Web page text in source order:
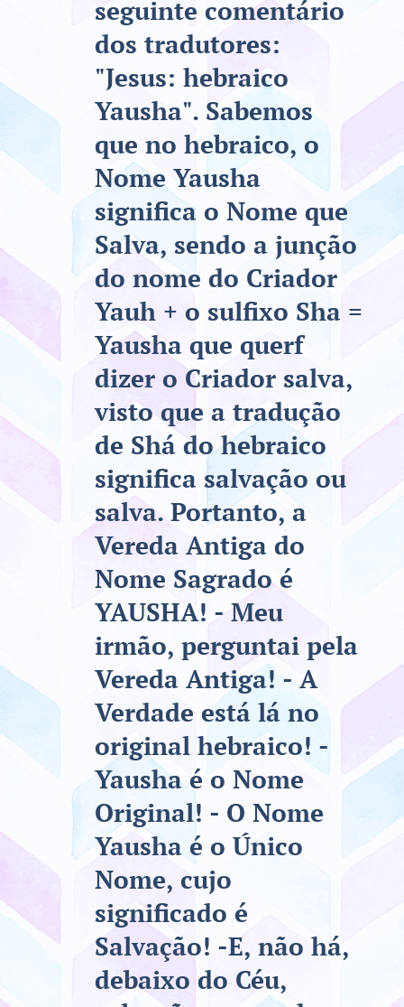
seguinte comentário
dos tradutores:
"Jesus: hebraico
Yausha". Sabemos
que no hebraico, o
Nome Yausha
significa o Nome que
Salva, sendo a junção
do nome do Criador
Yauh + o sulfixo Sha =
Yausha que querf
dizer o Criador salva,
visto que a tradução
de Shá do hebraico
significa salvação ou
salva. Portanto, a
Vereda Antiga do
Nome Sagrado é
YAUSHA! - Meu
irmão, perguntai pela
Vereda Antiga! - A
Verdade está lá no
original hebraico! -
Yausha é o Nome
Original! - O Nome
Yausha é o Único
Nome, cujo
significado é
Salvação! -E, não há,
debaixo do Céu,